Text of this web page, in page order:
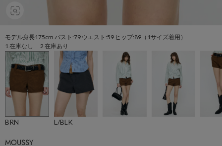
モデル身長175cm バスト:79 ウエスト:59 ヒップ:89（1サイズ着用）
1 在庫なし 2 在庫あり
BRN L/BLK
MOUSSY